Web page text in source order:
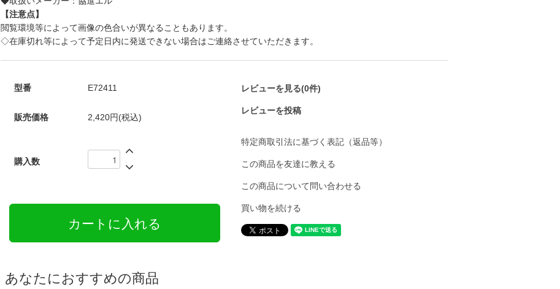
【注意点】
閲覧環境等によって画像の色合いが異なることもあります。
◇在庫切れ等によって予定日内に発送できない場合はご連絡させていただきます。
型番 E72411
販売価格 2,420円(税込)
購入数
レビューを見る(0件)
レビューを投稿
特定商取引法に基づく表記（返品等）
この商品を友達に教える
この商品について問い合わせる
買い物を続ける
あなたにおすすめの商品